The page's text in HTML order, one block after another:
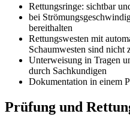
Rettungsringe: sichtbar
bei
bereithalten
Rettungswesten mit
Schaumwesten sind nicht
Unterweisung in Tragen
durch Sachkundigen
Dokumentation in einem
Prüfung und